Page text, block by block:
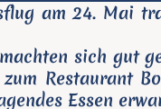
am 24. Mai
sich gut
Restaurant
Essen